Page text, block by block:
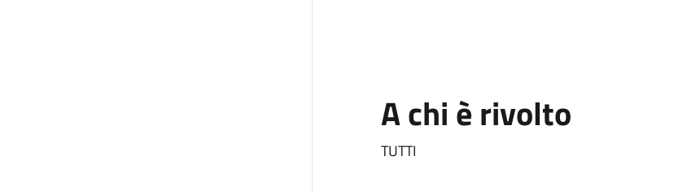
A chi è rivolto
TUTTI